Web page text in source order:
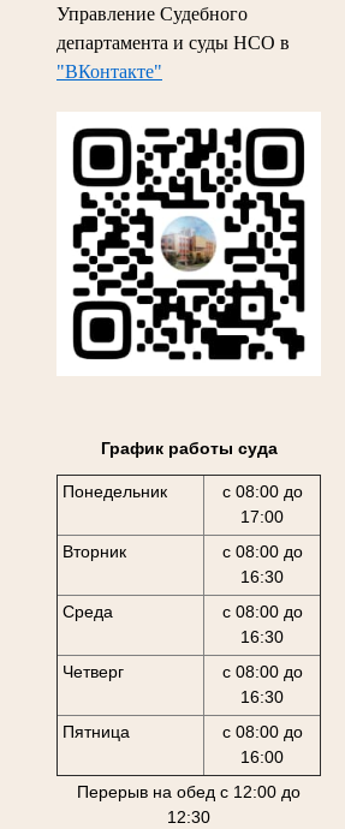
Управление Судебного
департамента и суды НСО в
"ВКонтакте"
График работы суда
Понедельник
с 08:00 до
17:00
Вторник
с 08:00 до
16:30
Среда
с 08:00 до
16:30
Четверг
с 08:00 до
16:30
Пятница
с 08:00 до
16:00
Перерыв на обед с 12:00 до
12:30